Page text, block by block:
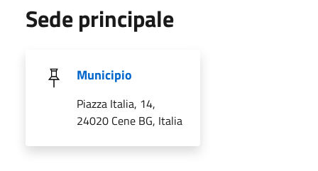
Sede principale
Municipio
Piazza Italia, 14,
24020 Cene BG, Italia